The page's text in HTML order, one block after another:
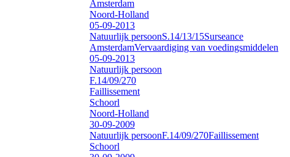
Amsterdam
Noord-Holland
05-09-2013
Natuurlijk persoonS.14/13/15Surseance
AmsterdamVervaardiging van voedingsmiddelen
05-09-2013
Natuurlijk persoon
F.14/09/270
Faillissement
Schoorl
Noord-Holland
30-09-2009
Natuurlijk persoonF.14/09/270Faillissement
Schoorl